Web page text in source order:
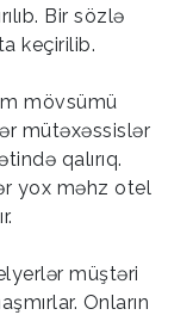
Bir sözlə
keçirilib.
mövsümü
mütəxəssislər
qalırıq.
yox məhz otel
müştəri
Onların